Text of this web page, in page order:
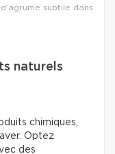
subtile dans
naturels
chimiques,
Optez
des